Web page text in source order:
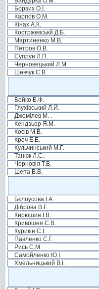
Борзих О.І.
Карпов О.М.
Кінах А.К.
Костржевськй Д.Б.
Мартиненко М.В.
Петров О.В.
Супрун Л.П.
Черновецький Л.М.
Шевчук С.В.
Бойко Б.Ф.
Глухівський Л.Й.
Джемілев М. .
Кендзьор Я.М.
Косів М.В.
Креч Е.Е.
Кульчинський М.Г.
Танюк Л.С.
Чорновіл Т.В.
Шепа В.В.
Бєлоусова І.А.
Діброва В.Г.
Кирюшин І.В.
Кривошея С.В.
Курикін С.І.
Павленко С.Г.
Рись С.М.
Самойленко Ю.І.
Хмельницький В.І.